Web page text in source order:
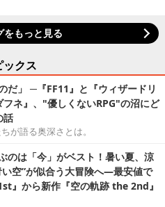
をもっと見る
ックス
だ」 ─『FF11』と『ウィザードリ
フネ』、"優しくないRPG"の沼にど
話
が語る奥深さとは。
のは「今」がベスト！暑い夏、涼
い空”が似合う大冒険へ―最安値で
』から新作『空の軌跡 the 2nd』